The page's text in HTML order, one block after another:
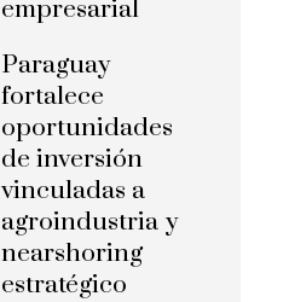
empresarial
Paraguay
fortalece
oportunidades
de inversión
vinculadas a
agroindustria y
nearshoring
estratégico